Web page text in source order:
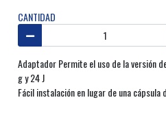
CANTIDAD
Adaptador Permite el uso de la versión
g y 24 J
Fácil instalación en lugar de una cápsula